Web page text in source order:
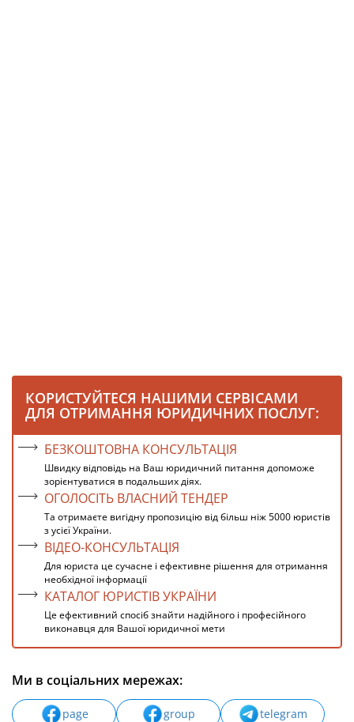
КОРИСТУЙТЕСЯ НАШИМИ СЕРВІСАМИ
ДЛЯ ОТРИМАННЯ ЮРИДИЧНИХ ПОСЛУГ:
БЕЗКОШТОВНА КОНСУЛЬТАЦІЯ
Швидку відповідь на Ваш юридичний питання допоможе
зорієнтуватися в подальших діях.
ОГОЛОСІТЬ ВЛАСНИЙ ТЕНДЕР
Та отримаєте вигідну пропозицію від більш ніж 5000 юристів
з усієї України.
ВІДЕО-КОНСУЛЬТАЦІЯ
Для юриста це сучасне і ефективне рішення для отримання
необхідної інформації
КАТАЛОГ ЮРИСТІВ УКРАЇНИ
Це ефективний спосіб знайти надійного і професійного
виконавця для Вашої юридичної мети
Ми в соціальних мережах:
page group
telegram